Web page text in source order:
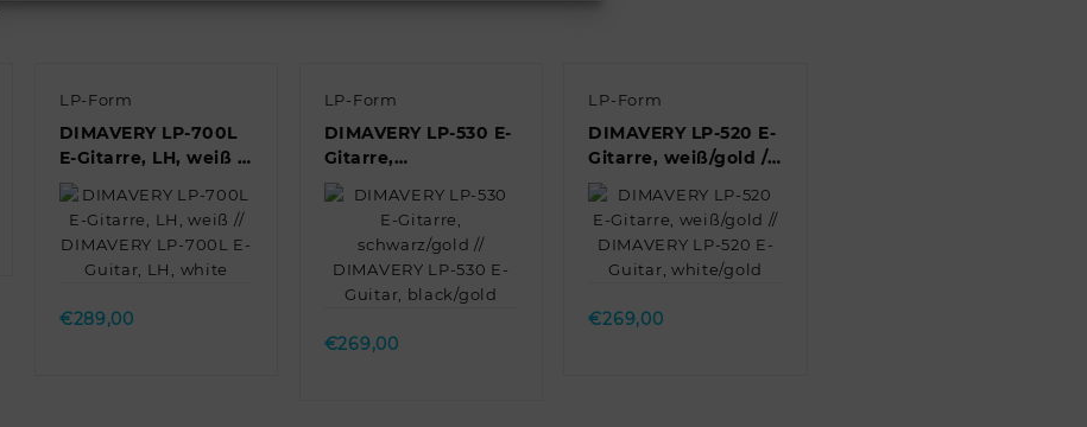
LP-Form
DIMAVERY LP-700L
E-Gitarre, LH, weiß //
DIMAVERY LP-700L
E-Guitar, LH, white
Quick view
€289,00
LP-Form
DIMAVERY LP-530 E-
Gitarre,
schwarz/gold //
DIMAVERY LP-530 E-
Guitar, black/gold
Quick view
€269,00
LP-Form
DIMAVERY LP-520 E-
Gitarre, weiß/gold //
DIMAVERY LP-520 E-
Guitar, white/gold
Quick view
€269,00